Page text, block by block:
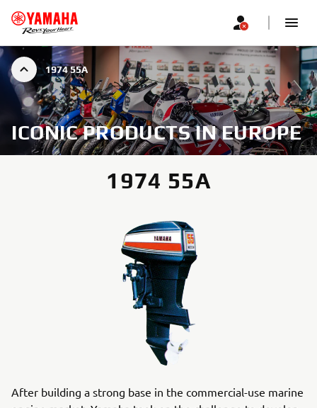
1974 55A
ICONIC PRODUCTS IN EUROPE
1974 55A
After building a strong base in the commercial-use marine